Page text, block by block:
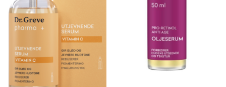
sensitiv hud som høyeste prioritet. Serumet er dermatologisk
testet og parfymefritt, laget for å gi effektiv pleie uten å
provosere eller irritere huden.